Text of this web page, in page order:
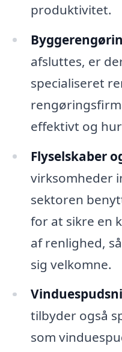
produktivitet.
afsluttes, er
specialiseret
effektivt og
Flyselskaber
virksomheder
sektoren
for at sikre en
af renlighed,
sig velkomne.
tilbyder også
som